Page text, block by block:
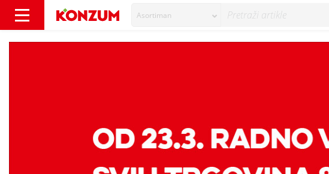
Asortiman